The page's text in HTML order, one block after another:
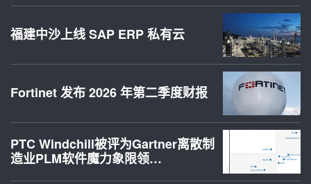
福建中沙上线 SAP ERP 私有云
Fortinet 发布 2026 年第二季度财报
PTC Windchill被评为Gartner离散制
造业PLM软件魔力象限领…